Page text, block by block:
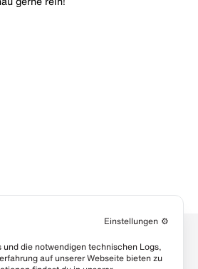
Links
Einstellungen ⚙️
und die notwendigen technischen Logs,
auf unserer Webseite bieten zu